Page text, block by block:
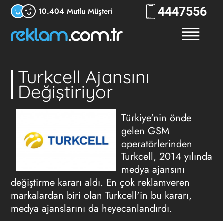
10.404 Mutlu Müşteri 444RKLM
Turkcell Ajansını
Değiştiriyor
Türkiye'nin önde
gelen GSM
operatörlerinden
Turkcell, 2014 yılında
medya ajansını
değiştirme kararı aldı. En çok reklamveren
markalardan biri olan Turkcell'in bu kararı,
medya ajanslarını da heyecanlandırdı.